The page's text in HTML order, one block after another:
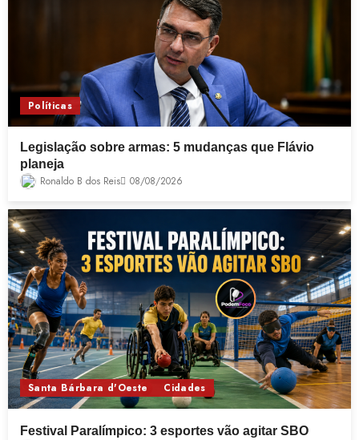
Políticas
Legislação sobre armas: 5 mudanças que Flávio
planeja
Ronaldo B dos Reis 08/08/2026
Santa Bárbara d'Oeste Cidades
Festival Paralímpico: 3 esportes vão agitar SBO